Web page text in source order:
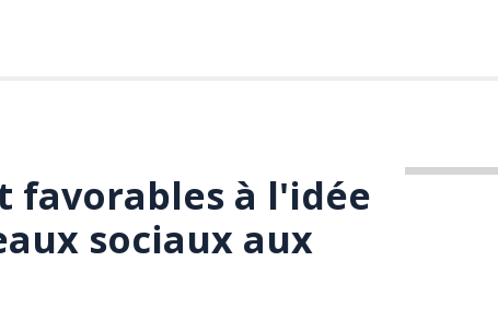
favorables à l'idée
sociaux aux